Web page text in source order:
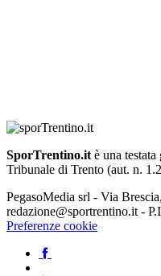
SporTrentino.itè una testata
Tribunale di Trento (aut. n.
PegasoMedia srl - Via
redazione@sportrentino.it -
Preferenze cookie